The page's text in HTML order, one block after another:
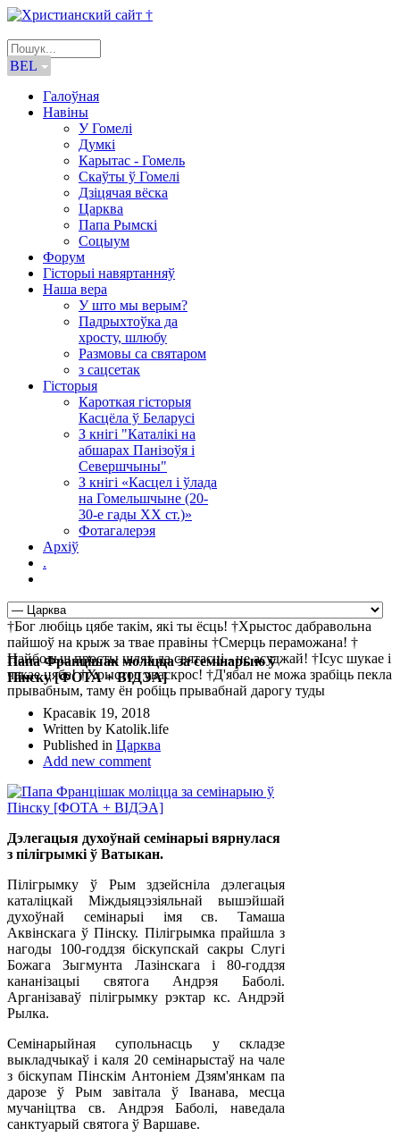
BEL
Галоўная
Навіны
У Гомелі
Думкі
Карытас - Гомель
Скаўты ў Гомелі
Дзіцячая вёска
Царква
Папа Рымскі
Соцыум
Форум
Гісторыі навяртанняў
Наша вера
У што мы верым?
Падрыхтоўка да
хросту, шлюбу
Размовы са святаром
з сацсетак
Гісторыя
Кароткая гісторыя
Касцёла ў Беларусі
З кнігі "Каталікі на
абшарах Панізоўя і
Севершчыны"
З кнігі «Касцел і ўлада
на Гомельшчыне (20-
30-е гады ХХ ст.)»
Фотагалерэя
Архіў
.
†Бог любіць цябе такім, які ты ёсць! †Хрыстос дабравольна
пайшоў на крыж за твае правіны †Смерць пераможана! †
Найбольш просты шлях да святасці - не асуджай! †Ісус шукае і
чакае цябе! †Хрыстос уваскрос! †Д'ябал не можа зрабіць пекла
прывабным, таму ён робіць прывабнай дарогу туды
Папа Францішак моліцца за семінарыю ў
Пінску [ФОТА + ВІДЭА]
Красавік 19, 2018
Written by Katolik.life
Published in Царква
Add new comment
Дэлегацыя духоўнай семінарыі вярнулася
з пілігрымкі ў Ватыкан.
Пілігрымку ў Рым здзейсніла дэлегацыя
каталіцкай Міждыяцэзіяльнай вышэйшай
духоўнай семінарыі імя св. Тамаша
Аквінскага ў Пінску. Пілігрымка прайшла з
нагоды 100-годдзя біскупскай сакры Слугі
Божага Зыгмунта Лазінскага і 80-годдзя
кананізацыі святога Андрэя Баболі.
Арганізаваў пілігрымку рэктар кс. Андрэй
Рылка.
Семінарыйная супольнасць у складзе
выкладчыкаў і каля 20 семінарыстаў на чале
з біскупам Пінскім Антоніем Дзям'янкам па
дарозе ў Рым завітала ў Іванава, месца
мучаніцтва св. Андрэя Баболі, наведала
санктуарый святога ў Варшаве.